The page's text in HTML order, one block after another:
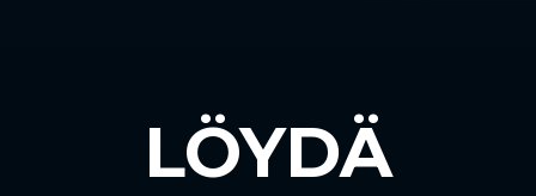
LÖYDÄ